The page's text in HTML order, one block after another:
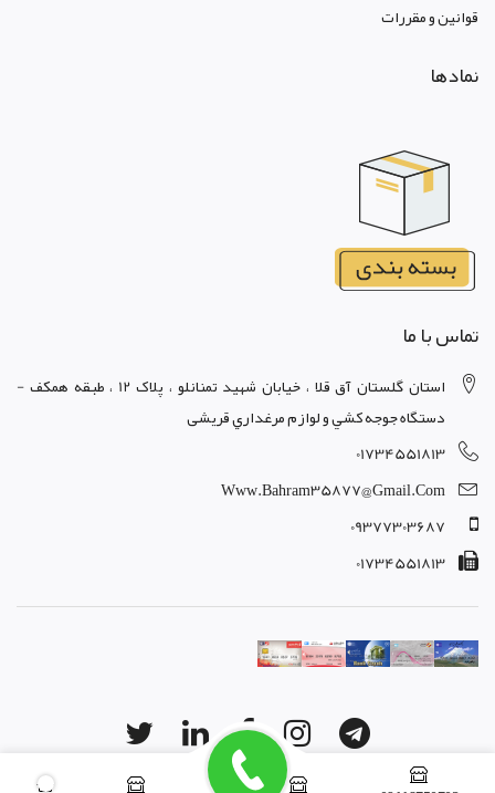
قوانين و مقررات
نمادها
تماس با ما
استان گلستان آق قلا ، خيابان شهيد تمنانلو ، پلاک 12 ، طبقه همکف -
دستگاه جوجه کشي و لوازم مرغداري قریشی
01734551813
Www.bahram35877@gmail.com
09377303687
01734551813